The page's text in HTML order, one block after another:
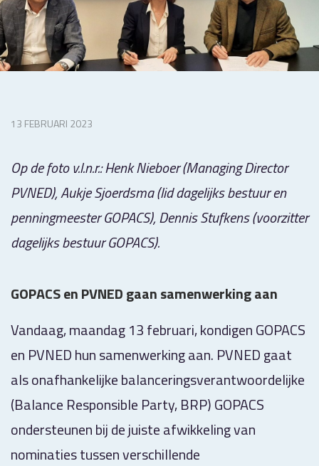
13 FEBRUARI 2023
Op de foto v.l.n.r.: Henk Nieboer (Managing Director
PVNED), Aukje Sjoerdsma (lid dagelijks bestuur en
penningmeester GOPACS), Dennis Stufkens (voorzitter
dagelijks bestuur GOPACS).
GOPACS en PVNED gaan samenwerking aan
Vandaag, maandag 13 februari, kondigen GOPACS
en PVNED hun samenwerking aan. PVNED gaat
als onafhankelijke balanceringsverantwoordelijke
(Balance Responsible Party, BRP) GOPACS
ondersteunen bij de juiste afwikkeling van
nominaties tussen verschillende